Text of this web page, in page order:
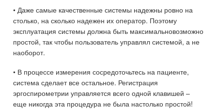
• Даже самые качественные системы надежны ровно на
столько, на сколько надежен их оператор. Поэтому
эксплуатация системы должна быть максимальновозможно
простой, так чтобы пользователь управлял системой, а не
наоборот.
• В процессе измерения сосредоточьтесь на пациенте,
система сделает все остальное. Регистрация
эргоспирометрии управляется всего одной клавишей –
еще никогда эта процедура не была настолько простой!